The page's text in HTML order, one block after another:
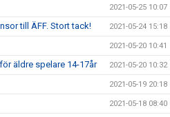
2021-05-25 10:07
till ÄFF. Stort tack! 2021-05-24 15:18
2021-05-20 10:41
äldre spelare 14-17år 2021-05-20 10:32
2021-05-19 20:18
2021-05-18 08:40